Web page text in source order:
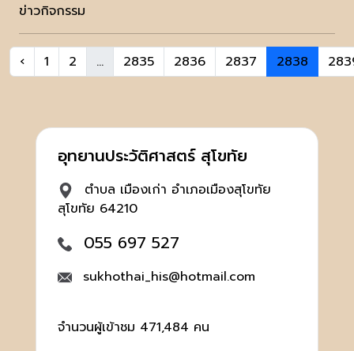
ข่าวกิจกรรม
‹ 1 2 ... 2835 2836 2837 2838
อุทยานประวัติศาสตร์ สุโขทัย
ตำบล เมืองเก่า อำเภอเมืองสุโขทัย
สุโขทัย 64210
055 697 527
sukhothai_his@hotmail.com
จำนวนผู้เข้าชม 471,484 คน